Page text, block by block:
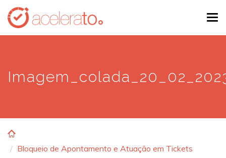
Skip
main
Bloqueio de Apontamento e Atuação em Tickets